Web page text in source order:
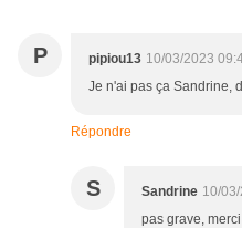
P pipiou13 10/03/2023
Je n'ai pas ça Sandrine,
Répondre
S Sandrine 10/
pas grave,